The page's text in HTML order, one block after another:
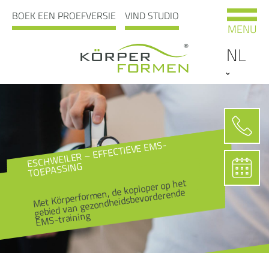
BOEK EEN PROEFVERSIE VIND STUDIO
NL
MENU
ESCHWEILER – EFFECTIEVE EMS-
TOEPASSING
Met Körperformen, de koploper op het
gebied van gezondheidsbevorderende
EMS-training